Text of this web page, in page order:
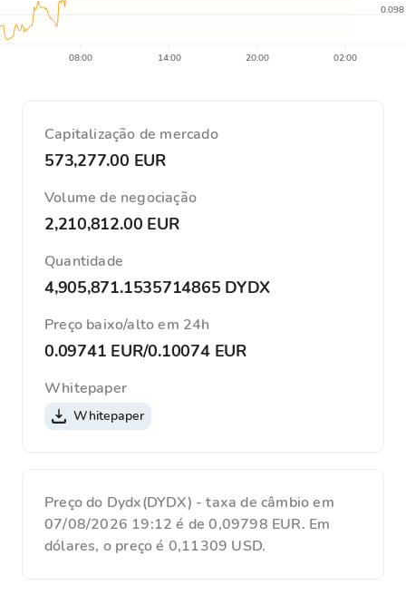
08:00 14:00 20:00 02:00
0.098
Capitalização de mercado
573,277.00 EUR
Volume de negociação
2,210,812.00 EUR
Quantidade
4,905,871.1535714865 DYDX
Preço baixo/alto em 24h
0.09741 EUR/0.10074 EUR
Whitepaper
Whitepaper
Preço do Dydx(DYDX) - taxa de câmbio em
07/08/2026 19:12 é de 0,09798 EUR. Em
dólares, o preço é 0,11309 USD.